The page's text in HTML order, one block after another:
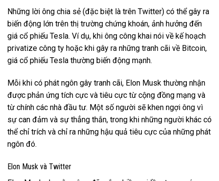
Những lời ông chia sẻ (đặc biệt là trên Twitter) có thể gây ra
biến động lớn trên thị trường chứng khoán, ảnh hưởng đến
giá cổ phiếu Tesla. Ví dụ, khi ông công khai nói về kế hoạch
privatize công ty hoặc khi gây ra những tranh cãi về Bitcoin,
giá cổ phiếu Tesla thường biến động mạnh.
Mỗi khi có phát ngôn gây tranh cãi, Elon Musk thường nhận
được phản ứng tích cực và tiêu cực từ cộng đồng mạng và
từ chính các nhà đầu tư. Một số người sẽ khen ngợi ông vì
sự can đảm và sự thẳng thắn, trong khi những người khác có
thể chỉ trích và chỉ ra những hậu quả tiêu cực của những phát
ngôn đó.
Elon Musk và Twitter